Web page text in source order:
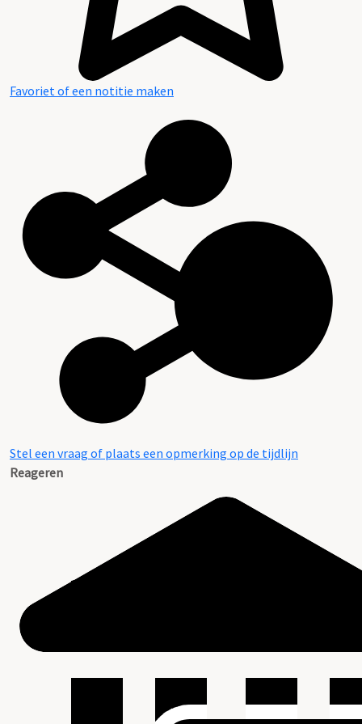
Favoriet of een notitie maken
Stel een vraag of plaats een opmerking op de tijdlijn
Reageren